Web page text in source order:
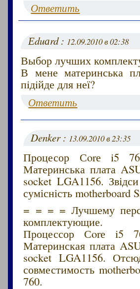
Ответить
Еduаrd : 12.09.2010 в 02:38
Выбор лучших
В мене материнська
пiдiйде для неї?
Ответить
Denker : 13.09.2010 в 23:35
Процесор Сorе i5
Материнська плата
socket LGA1156.
сумісність
= = = = Лучшему
комплектующие.
Процессор Сorе i5
Материнская плата
socket LGA1156.
совместимость
760.